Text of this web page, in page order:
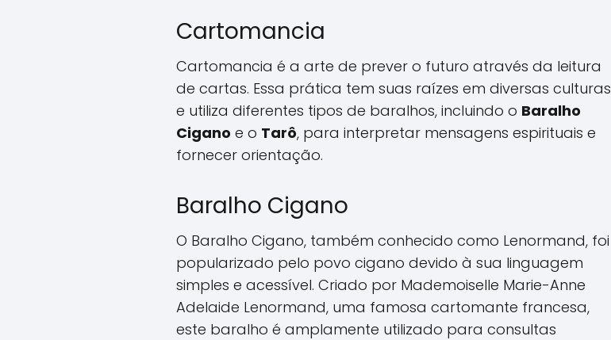
Cartomancia
Cartomancia é a arte de prever o futuro através da leitura
de cartas. Essa prática tem suas raízes em diversas culturas
e utiliza diferentes tipos de baralhos, incluindo o Baralho
Cigano e o Tarô, para interpretar mensagens espirituais e
fornecer orientação.
Baralho Cigano
O Baralho Cigano, também conhecido como Lenormand, foi
popularizado pelo povo cigano devido à sua linguagem
simples e acessível. Criado por Mademoiselle Marie-Anne
Adelaide Lenormand, uma famosa cartomante francesa,
este baralho é amplamente utilizado para consultas